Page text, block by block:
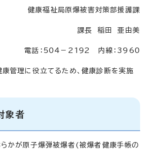
健康福祉局原爆被害対策部援護課
課長 稲田 亜由美
電話：504－2192 内線：3960
管理に役立てるため、健康診断を実施
象者
かが原子爆弾被爆者(被爆者健康手帳の